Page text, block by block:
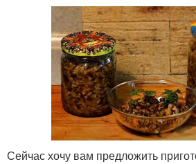
Сейчас хочу вам предложить